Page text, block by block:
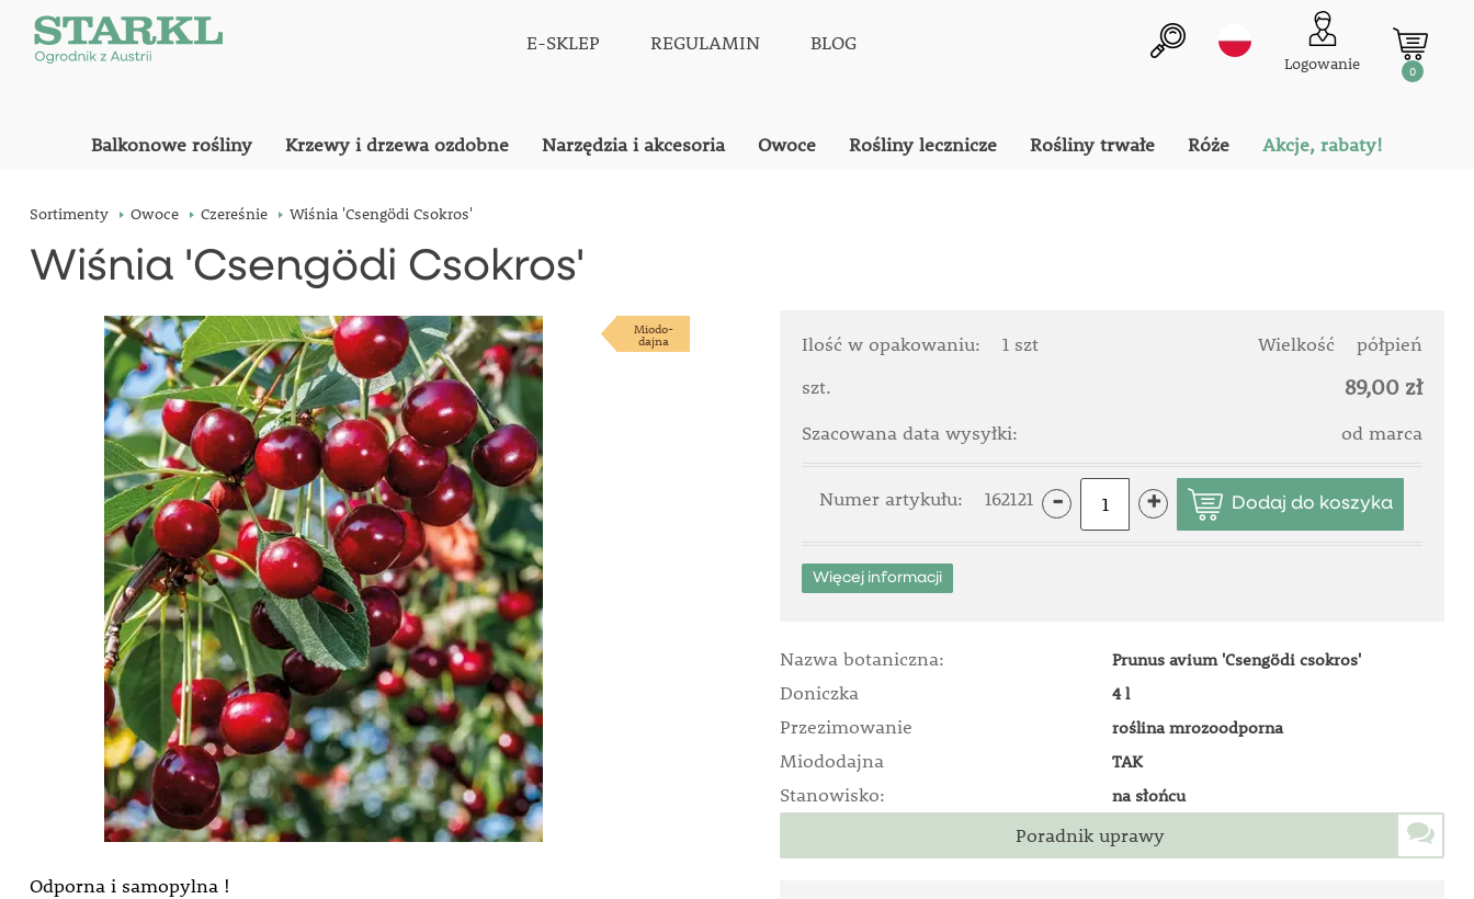
E-SKLEP REGULAMIN BLOG
Logowanie 0
Balkonowe rośliny Krzewy i drzewa ozdobne Narzędzia i akcesoria Owoce Rośliny lecznicze Rośliny trwałe Róże Akcje, rabaty!
Sortimenty Owoce Czereśnie Wiśnia 'Csengödi Csokros'
Wiśnia 'Csengödi Csokros'
Miodo-
dajna
Odporna i samopylna !
Ilość w opakowaniu: 1 szt Wielkość
półpień
szt.
89,00 zł
Szacowana data wysyłki: od marca
Numer artykułu: 162121 - +
Więcej informacji
Nazwa botaniczna: Prunus avium 'Csengödi csokros'
Doniczka 4 l
Przezimowanie roślina mrozoodporna
Miododajna TAK
Stanowisko: na słońcu
Poradnik uprawy